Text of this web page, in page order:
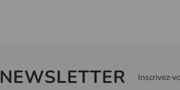
NEWSLETTER Inscrivez-